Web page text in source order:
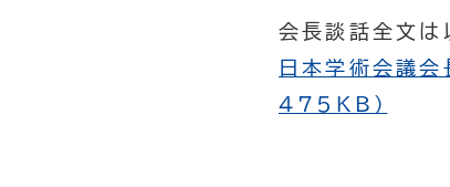
会長談話全文は
日本学術会議会
475KB）